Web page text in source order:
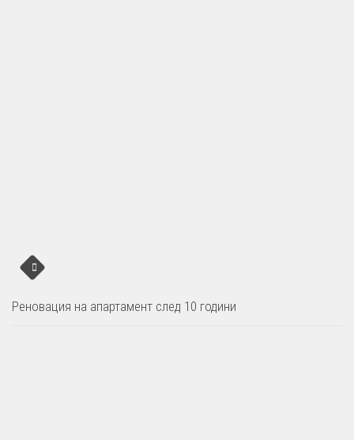
Реновация на апартамент след 10 години